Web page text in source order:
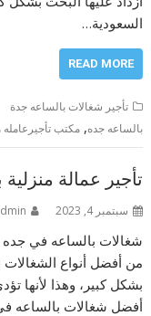
السعودية…
READ MORE
تأجير شغالات بالساعه جدة
بالساعه جده,مكتب تأجيرعامله
تأجير عمالة منزلية
سبتمبر 4, 2023
شغالات بالساعه في
من أفضل أنواع الشغالات
بشكل كبير، وهذا لأنها
أفضل شغالات بالساعه